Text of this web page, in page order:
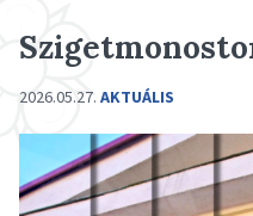
2026.05.27. AKTUÁLIS